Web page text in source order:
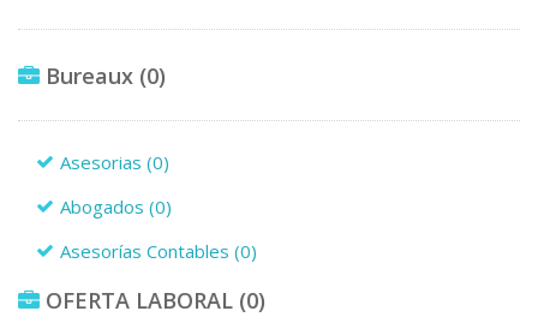
Bureaux (0)
Asesorias
(0)
Abogados
(0)
Asesorías Contables
(0)
OFERTA LABORAL (0)